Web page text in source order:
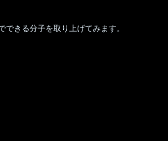
きる分子を取り上げてみます。